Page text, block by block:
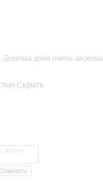
Девочка дома очень
Скрыть